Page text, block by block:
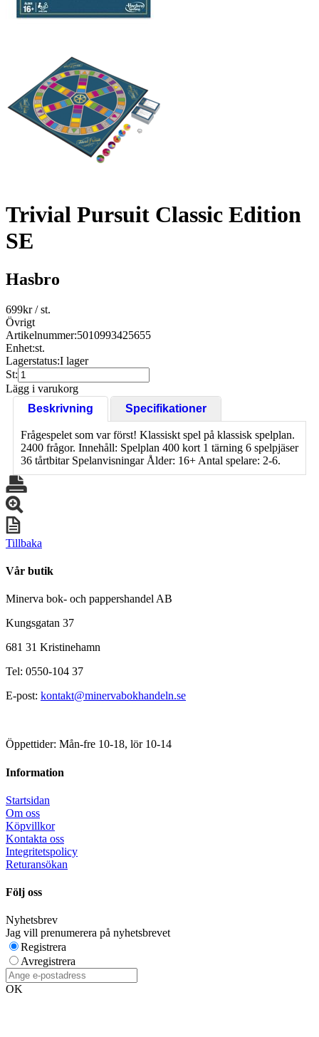
Trivial Pursuit Classic Edition
SE
Hasbro
699kr/ st.
Övrigt
Artikelnummer:5010993425655
Enhet:st.
Lagerstatus:I lager
St:
Lägg i varukorg
Beskrivning
Specifikationer
Frågespelet som var först! Klassiskt spel på klassisk spelplan.
2400 frågor. Innehåll: Spelplan 400 kort 1 tärning 6 spelpjäser
36 tårtbitar Spelanvisningar Ålder: 16+ Antal spelare: 2-6.
Tillbaka
Vår butik
Minerva bok- och pappershandel AB
Kungsgatan 37
681 31 Kristinehamn
Tel: 0550-104 37
E-post: kontakt@minervabokhandeln.se
Öppettider: Mån-fre 10-18, lör 10-14
Information
Startsidan
Om oss
Köpvillkor
Kontakta oss
Integritetspolicy
Returansökan
Följ oss
Nyhetsbrev
Jag vill prenumerera på nyhetsbrevet
Registrera
Avregistrera
OK